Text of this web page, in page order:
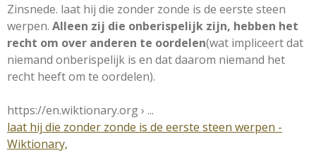
Zinsnede. laat hij die zonder zonde is de eerste steen
werpen. Alleen zij die onberispelijk zijn, hebben het
recht om over anderen te oordelen(wat impliceert dat
niemand onberispelijk is en dat daarom niemand het
recht heeft om te oordelen).
https://en.wiktionary.org› ...
laat hij die zonder zonde is de eerste steen werpen -
Wiktionary,